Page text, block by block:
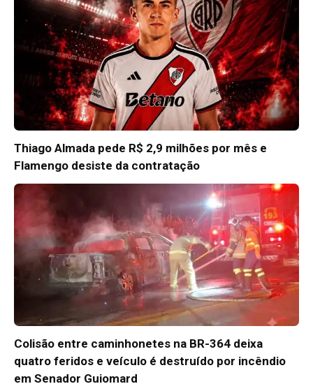
Thiago Almada pede R$ 2,9 milhões por mês e
Flamengo desiste da contratação
Colisão entre caminhonetes na BR-364 deixa
quatro feridos e veículo é destruído por incêndio
em Senador Guiomard